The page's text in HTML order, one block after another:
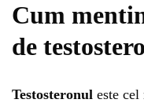
Cum
de
Testosteronul este